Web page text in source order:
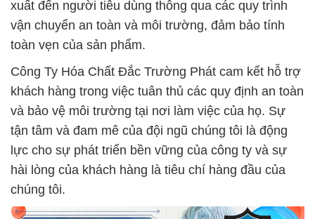
xuất đến người tiêu dùng thông qua các quy trình
vận chuyển an toàn và môi trường, đảm bảo tính
toàn vẹn của sản phẩm.
Công Ty Hóa Chất Đắc Trường Phát cam kết hỗ trợ
khách hàng trong việc tuân thủ các quy định an toàn
và bảo vệ môi trường tại nơi làm việc của họ. Sự
tận tâm và đam mê của đội ngũ chúng tôi là động
lực cho sự phát triển bền vững của công ty và sự
hài lòng của khách hàng là tiêu chí hàng đầu của
chúng tôi.